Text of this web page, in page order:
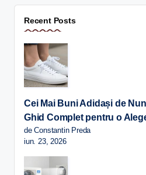
Recent Posts
Cei Mai Buni Adidași de
Ghid Complet pentru o
de Constantin Preda
iun. 23, 2026